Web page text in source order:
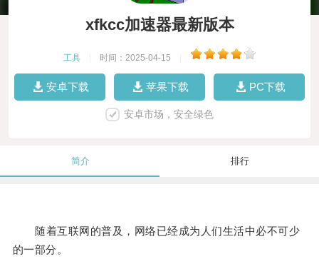
xfkcc加速器最新版本
工具 时间：2025-04-15
安卓下载 苹果下载 PC下载
安卓市场，安全绿色
简介 排行
随着互联网的普及，网络已经成为人们生活中必不可少
的一部分。